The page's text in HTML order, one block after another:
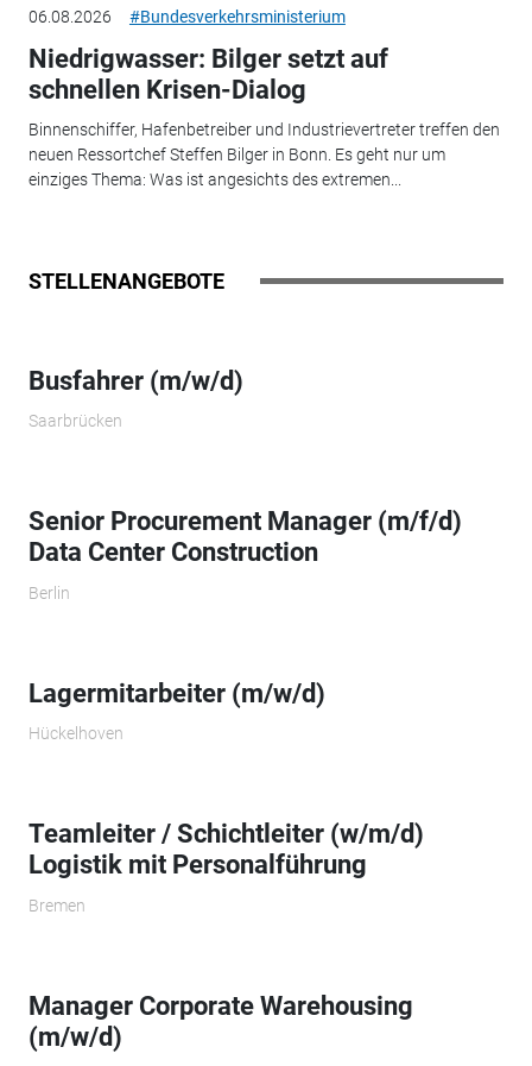
06.08.2026 #Bundesverkehrsministerium
Niedrigwasser: Bilger setzt auf
schnellen Krisen-Dialog
Binnenschiffer, Hafenbetreiber und Industrievertreter treffen den
neuen Ressortchef Steffen Bilger in Bonn. Es geht nur um
einziges Thema: Was ist angesichts des extremen...
STELLENANGEBOTE
Busfahrer (m/w/d)
Saarbrücken
Senior Procurement Manager (m/f/d)
Data Center Construction
Berlin
Lagermitarbeiter (m/w/d)
Hückelhoven
Teamleiter / Schichtleiter (w/m/d)
Logistik mit Personalführung
Bremen
Manager Corporate Warehousing
(m/w/d)